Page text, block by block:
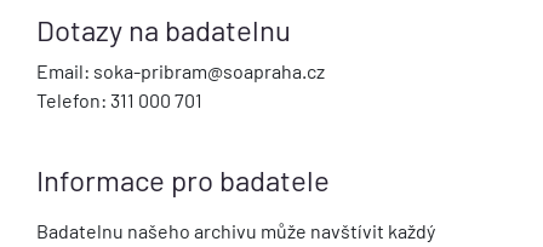
Dotazy na badatelnu
Email: soka-pribram@soapraha.cz
Telefon: 311 000 701
Informace pro badatele
Badatelnu našeho archivu může navštívit každý